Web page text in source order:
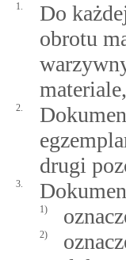
1.
Do
obrotu
2.
drugi
3.
1)
2)